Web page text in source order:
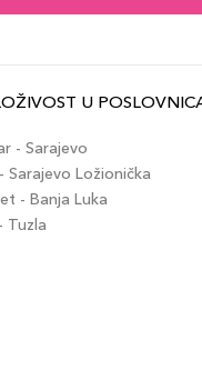
U
- Sarajevo
Sarajevo Ložionička
- Banja Luka
Tuzla